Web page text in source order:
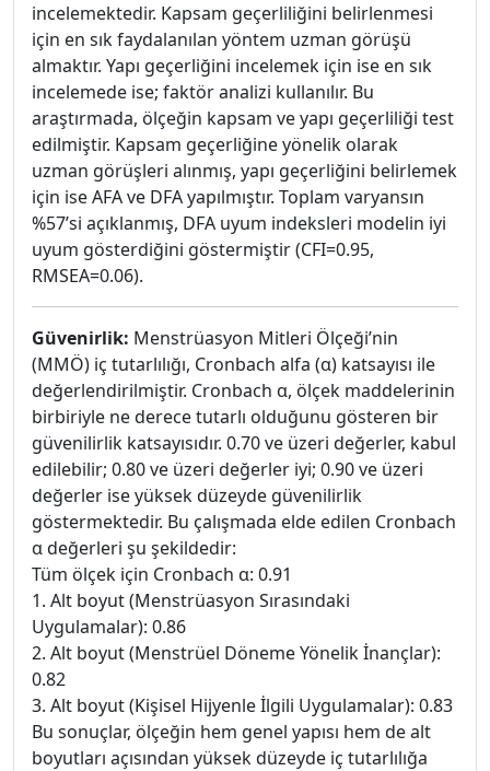
incelemektedir. Kapsam geçerliliğini belirlenmesi
için en sık faydalanılan yöntem uzman görüşü
almaktır. Yapı geçerliğini incelemek için ise en sık
incelemede ise; faktör analizi kullanılır. Bu
araştırmada, ölçeğin kapsam ve yapı geçerliliği test
edilmiştir. Kapsam geçerliğine yönelik olarak
uzman görüşleri alınmış, yapı geçerliğini belirlemek
için ise AFA ve DFA yapılmıştır. Toplam varyansın
%57’si açıklanmış, DFA uyum indeksleri modelin iyi
uyum gösterdiğini göstermiştir (CFI=0.95,
RMSEA=0.06).
Güvenirlik: Menstrüasyon Mitleri Ölçeği’nin
(MMÖ) iç tutarlılığı, Cronbach alfa (α) katsayısı ile
değerlendirilmiştir. Cronbach α, ölçek maddelerinin
birbiriyle ne derece tutarlı olduğunu gösteren bir
güvenilirlik katsayısıdır. 0.70 ve üzeri değerler, kabul
edilebilir; 0.80 ve üzeri değerler iyi; 0.90 ve üzeri
değerler ise yüksek düzeyde güvenilirlik
göstermektedir. Bu çalışmada elde edilen Cronbach
α değerleri şu şekildedir:
Tüm ölçek için Cronbach α: 0.91
1. Alt boyut (Menstrüasyon Sırasındaki
Uygulamalar): 0.86
2. Alt boyut (Menstrüel Döneme Yönelik İnançlar):
0.82
3. Alt boyut (Kişisel Hijyenle İlgili Uygulamalar): 0.83
Bu sonuçlar, ölçeğin hem genel yapısı hem de alt
boyutları açısından yüksek düzeyde iç tutarlılığa